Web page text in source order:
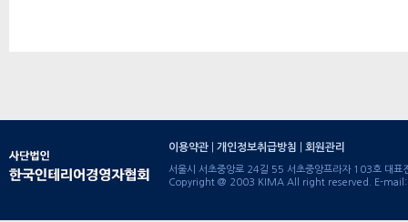
이용약관 개인정보취급방침 회원관리
서울시 서초중앙로 24길 55 서초중앙프라자 103호
Copyright @ 2003 KIMA All right reserved. E-